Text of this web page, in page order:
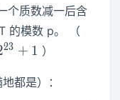
个质数减一后含
的模数 p。 （
23 + 1 ）
都是）：